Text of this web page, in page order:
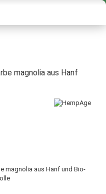
magnolia aus Hanf